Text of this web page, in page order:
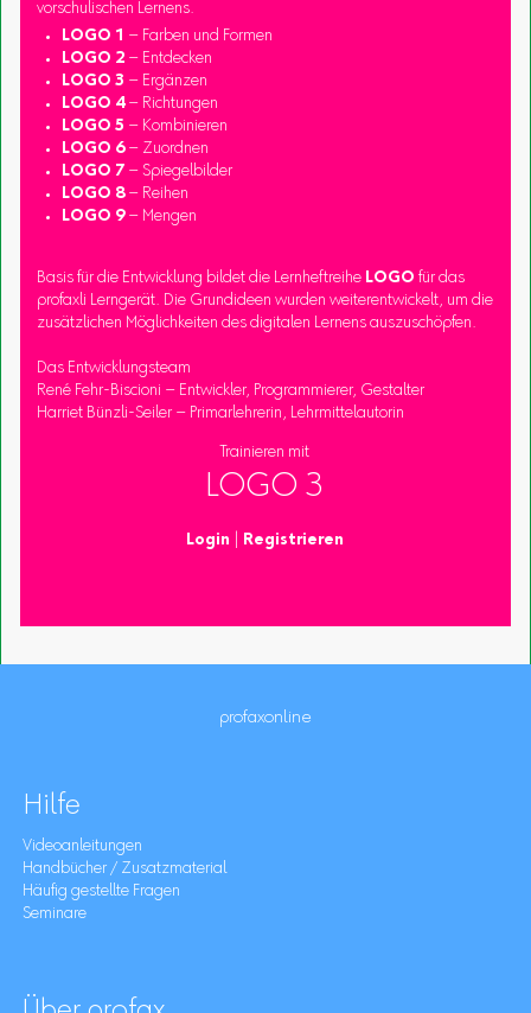
vorschulischen Lernens.
LOGO 1 – Farben und Formen
LOGO 2 – Entdecken
LOGO 3 – Ergänzen
LOGO 4– Richtungen
LOGO 5 – Kombinieren
LOGO 6– Zuordnen
LOGO 7 – Spiegelbilder
LOGO 8– Reihen
LOGO 9– Mengen
Basis für die Entwicklung bildet die Lernheftreihe LOGO für das
profaxli Lerngerät. Die Grundideen wurden weiterentwickelt, um die
zusätzlichen Möglichkeiten des digitalen Lernens auszuschöpfen.
Das Entwicklungsteam
René Fehr-Biscioni – Entwickler, Programmierer, Gestalter
Harriet Bünzli-Seiler – Primarlehrerin, Lehrmittelautorin
Trainieren mit
LOGO 3
Login Registrieren
profaxonline
Hilfe
Videoanleitungen
Handbücher / Zusatzmaterial
Häufig gestellte Fragen
Seminare